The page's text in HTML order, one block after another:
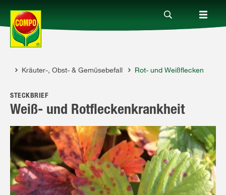
Produkte
Ratgeber
Themenwelten
Service
Kräuter-, Obst- & Gemüsebefall Rot- und Weißflecken
STECKBRIEF
Weiß- und Rotfleckenkrankheit